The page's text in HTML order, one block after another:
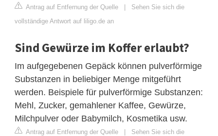
Antrag auf Entfernung der Quelle | Sehen Sie sich die
vollständige Antwort auf liligo.de an
Sind Gewürze im Koffer erlaubt?
Im aufgegebenen Gepäck können pulverförmige
Substanzen in beliebiger Menge mitgeführt
werden. Beispiele für pulverförmige Substanzen:
Mehl, Zucker, gemahlener Kaffee, Gewürze,
Milchpulver oder Babymilch, Kosmetika usw.
Antrag auf Entfernung der Quelle | Sehen Sie sich die